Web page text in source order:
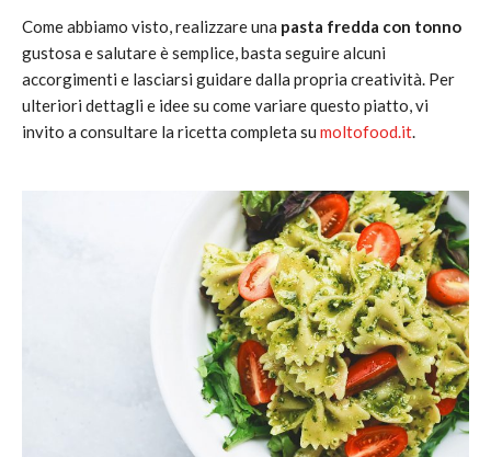
Come abbiamo visto, realizzare una pasta fredda con tonno
gustosa e salutare è semplice, basta seguire alcuni
accorgimenti e lasciarsi guidare dalla propria creatività. Per
ulteriori dettagli e idee su come variare questo piatto, vi
invito a consultare la ricetta completa su moltofood.it.